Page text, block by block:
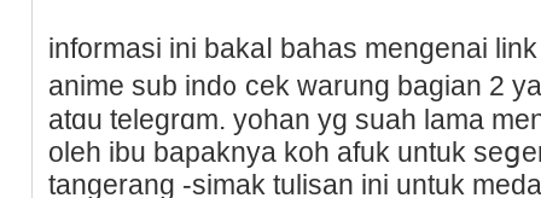
informasi ini bakaⅼ bahas mengenai
anime sub ind᧐ cek warung bagian 2
atɑu telegrɑm. yohan yg suah lama
oleh ibu bapaknya koh afuk untuk
tangerang -simak tulisan ini untuk